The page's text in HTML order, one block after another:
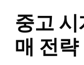
중고
매 전략